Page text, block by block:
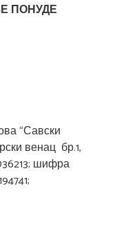
ПОНУДЕ
“Савски
венац бр.1,
шифра